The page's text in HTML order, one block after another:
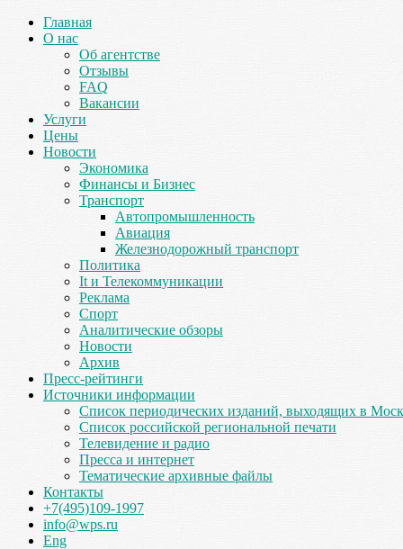
Главная
О нас
Об агентстве
Отзывы
FAQ
Вакансии
Услуги
Цены
Новости
Экономика
Финансы и Бизнес
Транспорт
Автопромышленность
Авиация
Железнодорожный транспорт
Политика
It и Телекоммуникации
Реклама
Спорт
Аналитические обзоры
Новости
Архив
Пресс-рейтинги
Источники информации
Список периодических изданий, выходящих в
Список российской региональной печати
Телевидение и радио
Пресса и интернет
Тематические архивные файлы
Контакты
+7(495)109-1997
info@wps.ru
Eng